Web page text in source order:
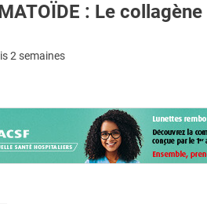
: Le
2 semaines